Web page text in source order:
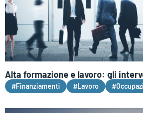
Alta formazione e lavoro: gli
#Finanziamenti #Lavoro